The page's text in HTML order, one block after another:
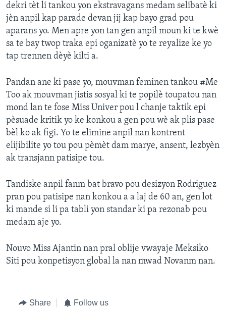
dekri tèt li tankou yon ekstravagans medam selibatè ki
jèn anpil kap parade devan jij kap bayo grad pou
aparans yo. Men apre yon tan gen anpil moun ki te kwè
sa te bay twop traka epi oganizatè yo te reyalize ke yo
tap trennen dèyè kilti a.
Pandan ane ki pase yo, mouvman feminen tankou #Me
Too ak mouvman jistis sosyal ki te popilè toupatou nan
mond lan te fose Miss Univer pou l chanje taktik epi
pèsuade kritik yo ke konkou a gen pou wè ak plis pase
bèl ko ak figi. Yo te elimine anpil nan kontrent
elijibilite yo tou pou pèmèt dam marye, ansent, lezbyèn
ak transjann patisipe tou.
Tandiske anpil fanm bat bravo pou desizyon Rodriguez
pran pou patisipe nan konkou a a laj de 60 an, gen lot
ki mande si li pa tabli yon standar ki pa rezonab pou
medam aje yo.
Nouvo Miss Ajantin nan pral oblije vwayaje Meksiko
Siti pou konpetisyon global la nan mwad Novanm nan.
Share Follow us